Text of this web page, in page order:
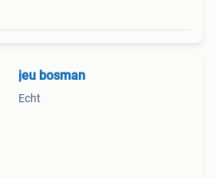
jeu bosman
Echt